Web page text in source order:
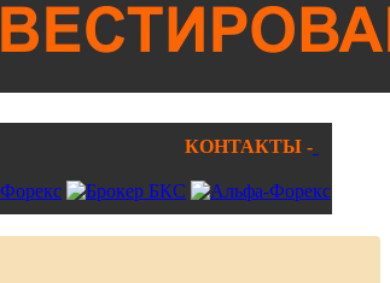
КОНТАКТЫ -